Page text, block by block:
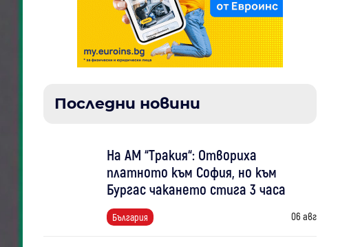
Последни новини
На АМ “Тракия“: Отвориха
платното към София, но към
Бургас чакането стига 3 часа
България 06 авг